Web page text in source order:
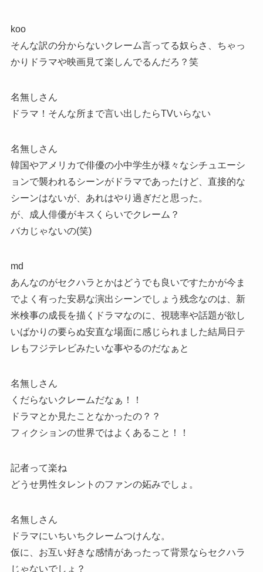
koo
そんな訳の分からないクレーム言ってる奴らさ、ちゃっ
かりドラマや映画見て楽しんでるんだろ？笑
名無しさん
ドラマ！そんな所まで言い出したらTVいらない
名無しさん
韓国やアメリカで俳優の小中学生が様々なシチュエーシ
ョンで襲われるシーンがドラマであったけど、直接的な
シーンはないが、あれはやり過ぎだと思った。
が、成人俳優がキスくらいでクレーム？
バカじゃないの(笑)
md
あんなのがセクハラとかはどうでも良いですたかが今ま
でよく有った安易な演出シーンでしょう残念なのは、新
米検事の成長を描くドラマなのに、視聴率や話題が欲し
いばかりの要らぬ安直な場面に感じられました結局日テ
レもフジテレビみたいな事やるのだなぁと
名無しさん
くだらないクレームだなぁ！！
ドラマとか見たことなかったの？？
フィクションの世界ではよくあること！！
記者って楽ね
どうせ男性タレントのファンの妬みでしょ。
名無しさん
ドラマにいちいちクレームつけんな。
仮に、お互い好きな感情があったって背景ならセクハラ
じゃないでしょ？